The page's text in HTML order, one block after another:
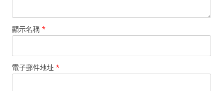
顯示名稱 *
電子郵件地址 *